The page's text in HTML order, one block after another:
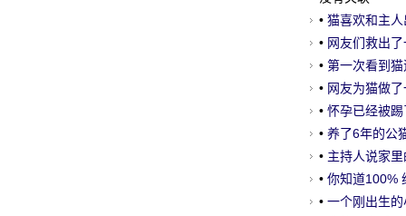
• 猫喜欢和主
• 网友们救出
玩疯了, 而且
• 第一次看到
眼..。
• 网友为猫做
到蛋糕的时候..
• 怀孕已经被
刻表现良好:
• 养了6年的公
从哪生出来的
• 主持人说家
好怕哈哈.....。
• 你知道100%
• 一个刚出生